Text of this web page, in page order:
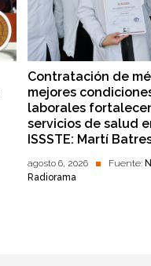
Contratación de
mejores
laborales
servicios de salud
ISSSTE: Martí
agosto 6, 2026 Fuente:
Radiorama